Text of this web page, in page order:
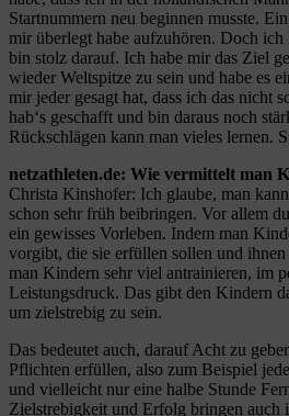
Startnummern neu beginnen musste.
mir überlegt habe aufzuhören. Doch
bin stolz darauf. Ich habe mir das Ziel
wieder Weltspitze zu sein und habe es
mir jeder gesagt hat, dass ich das nicht
hab‘s geschafft und bin daraus noch
Rückschlägen kann man vieles lernen.
netzathleten.de: Wie vermittelt man
Christa Kinshofer: Ich glaube, man
schon sehr früh beibringen. Vor allem
ein gewisses Vorleben. Indem man
vorgibt, die sie erfüllen sollen und
man Kindern sehr viel antrainieren, im
Leistungsdruck. Das gibt den Kindern
um zielstrebig zu sein.
Das bedeutet auch, darauf Acht zu
Pflichten erfüllen, also zum Beispiel
und vielleicht nur eine halbe Stunde
Zielstrebigkeit und Erfolg bringen